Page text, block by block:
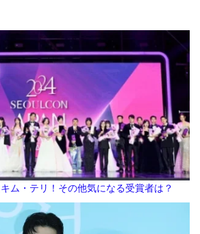
キム・テリ！その他気になる受賞者は？